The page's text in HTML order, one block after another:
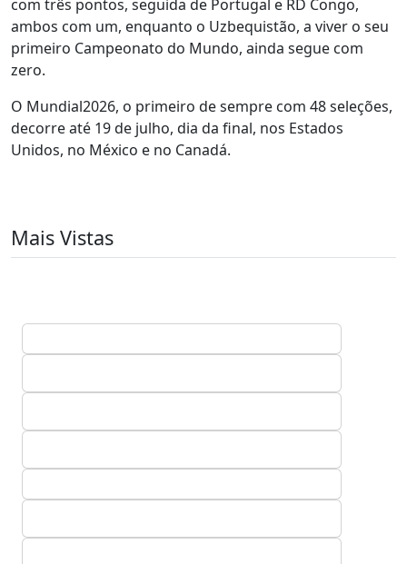
com três pontos, seguida de Portugal e RD Congo,
ambos com um, enquanto o Uzbequistão, a viver o seu
primeiro Campeonato do Mundo, ainda segue com
zero.
O Mundial2026, o primeiro de sempre com 48 seleções,
decorre até 19 de julho, dia da final, nos Estados
Unidos, no México e no Canadá.
Mais Vistas